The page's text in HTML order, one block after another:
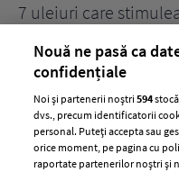
7 uleiuri care
Nouă ne pasă ca
confidențiale
Noi și partenerii noștri594
dvs., precum identificatorii
personal. Puteți accepta sau
orice moment, pe pagina cu
raportate partenerilor noștri și